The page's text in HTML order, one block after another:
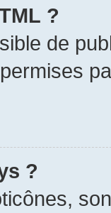
?
de
?